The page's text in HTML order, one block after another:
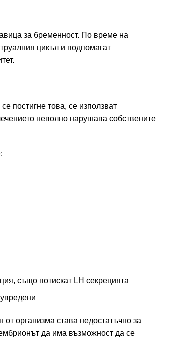
за бременност. По време на
цикъл и подпомагат
постигне това, се използват
неволно нарушава собствените
също потискат LH секрецията
от организма става недостатъчно за
да има възможност да се